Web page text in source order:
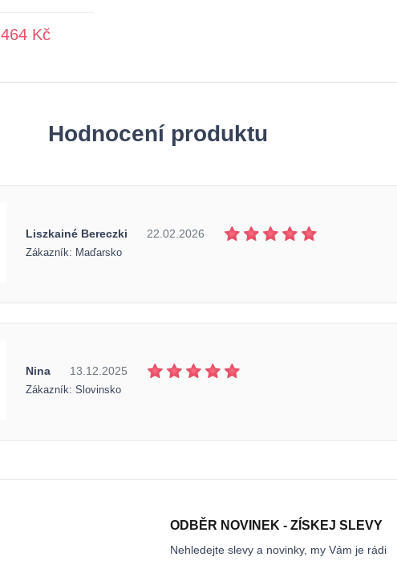
464 Kč
Hodnocení produktu
Liszkainé Bereczki 22.02.2026
Zákazník: Maďarsko
Nina 13.12.2025
Zákazník: Slovinsko
ODBĚR NOVINEK - ZÍSKEJ SLEVY
Nehledejte slevy a novinky, my Vám je rádi